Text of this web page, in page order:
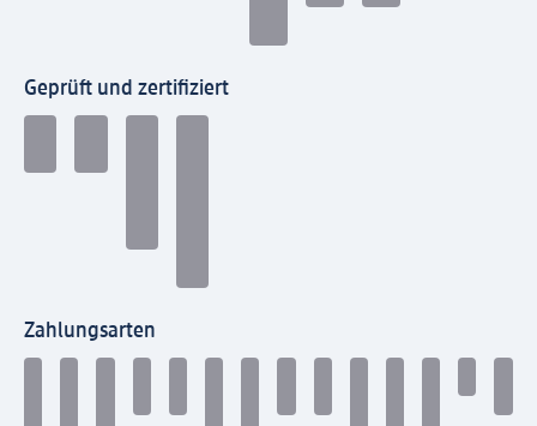
Geprüft und zertifiziert
Zahlungsarten